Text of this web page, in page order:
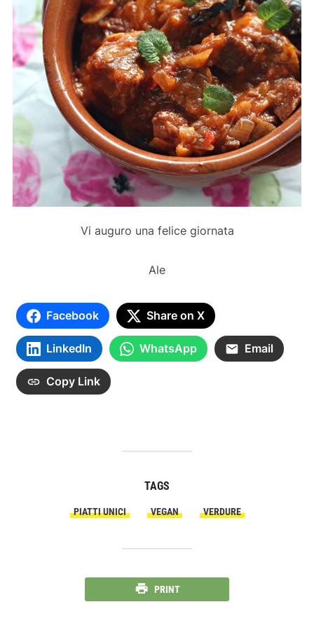
Vi auguro una felice giornata
Ale
Facebook Share on X
LinkedIn WhatsApp Email
Copy Link
TAGS
PIATTI UNICI VEGAN VERDURE
PRINT